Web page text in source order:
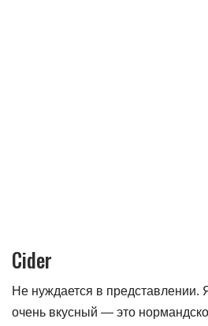
Cider
Не нуждается в представлении.
очень вкусный — это